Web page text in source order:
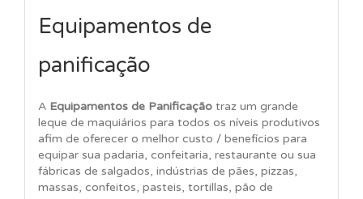
Equipamentos de
panificação
A Equipamentos de Panificaçãotraz um grande
leque de maquiários para todos os níveis produtivos
afim de oferecer o melhor custo / benefícios para
equipar sua padaria, confeitaria, restaurante ou sua
fábricas de salgados, indústrias de pães, pizzas,
massas, confeitos, pasteis, tortillas, pão de